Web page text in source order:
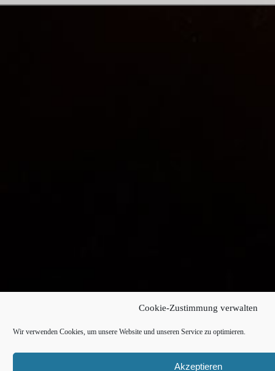
Cookie-Zustimmung verwalten
Wir verwenden Cookies, um unsere Website und unseren Service zu optimieren.
Akzeptieren